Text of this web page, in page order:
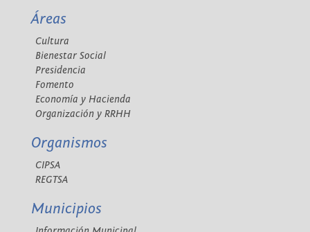
Áreas
Cultura
Bienestar Social
Presidencia
Fomento
Economía y Hacienda
Organización y RRHH
Organismos
CIPSA
REGTSA
Municipios